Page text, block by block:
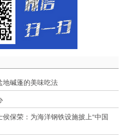
地碱蓬的美味吃法
保荣：为海洋钢铁设施披上“中国